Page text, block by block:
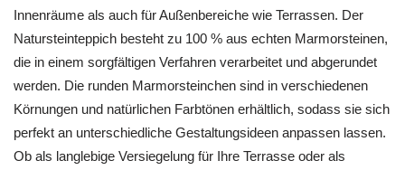
Innenräume als auch für Außenbereiche wie Terrassen. Der
Natursteinteppich besteht zu 100 % aus echten Marmorsteinen,
die in einem sorgfältigen Verfahren verarbeitet und abgerundet
werden. Die runden Marmorsteinchen sind in verschiedenen
Körnungen und natürlichen Farbtönen erhältlich, sodass sie sich
perfekt an unterschiedliche Gestaltungsideen anpassen lassen.
Ob als langlebige Versiegelung für Ihre Terrasse oder als